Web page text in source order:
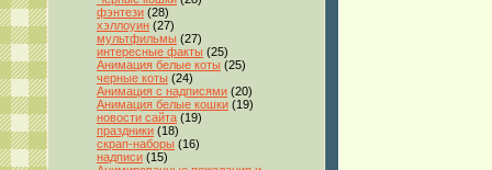
фэнтези (28)
хэллоуин (27)
мультфильмы (27)
интересные факты (25)
Анимация белые коты (25)
черные коты (24)
Анимация с надписями (20)
Анимация белые кошки (19)
новости сайта (19)
праздники (18)
скрап-наборы (16)
надписи (15)